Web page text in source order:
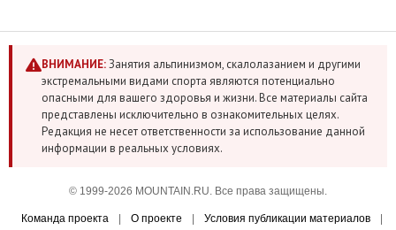
ВНИМАНИЕ:Занятия альпинизмом, скалолазанием и другими
экстремальными видами спорта являются потенциально
опасными для вашего здоровья и жизни. Все материалы сайта
представлены исключительно в ознакомительных целях.
Редакция не несет ответственности за использование данной
информации в реальных условиях.
© 1999-2026 MOUNTAIN.RU. Все права защищены.
Команда проекта О проекте Условия публикации материалов